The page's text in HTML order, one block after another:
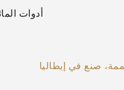
أدوات
صنع في إيطاليا